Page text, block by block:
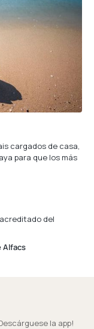
cargados de casa,
para que los más
del
Alfacs
la app!